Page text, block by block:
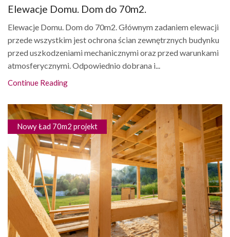
Elewacje Domu. Dom do 70m2.
Elewacje Domu. Dom do 70m2. Głównym zadaniem elewacji
przede wszystkim jest ochrona ścian zewnętrznych budynku
przed uszkodzeniami mechanicznymi oraz przed warunkami
atmosferycznymi. Odpowiednio dobrana i...
Continue Reading
Nowy Ład 70m2 projekt